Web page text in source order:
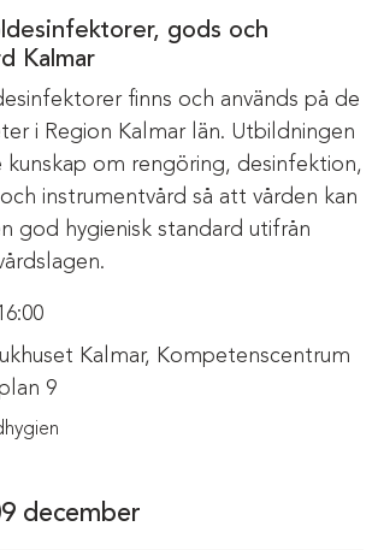
gods och
Kalmar
finns och används på de
i Region Kalmar län. Utbildningen
om rengöring, desinfektion,
instrumentvård så att vården kan
god hygienisk standard utifrån
Kalmar, Kompetenscentrum
9
december